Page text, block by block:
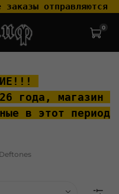
отправляются
0
года, магазин
в этот
Deftones